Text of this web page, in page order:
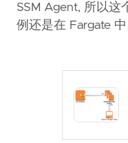
SSM Agent, 所以这
例还是在 Fargate 中